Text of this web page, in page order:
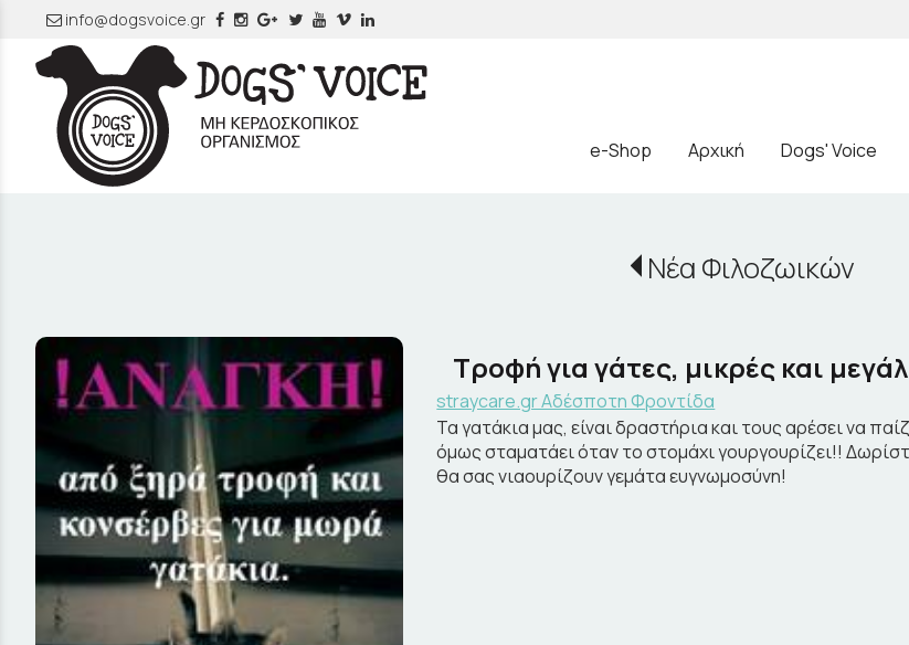
info@dogsvoice.gr
e-Shop Αρχική Dogs' Voice
Νέα Φιλοζωικών
Τροφή για γάτες, μικρές και
straycare.gr Aδέσποτη Φροντίδα
Τα γατάκια μας, είναι δραστήρια και τους αρέσει να
όμως σταματάει όταν το στομάχι γουργουρίζει!!
θα σας νιαουρίζουν γεμάτα ευγνωμοσύνη!